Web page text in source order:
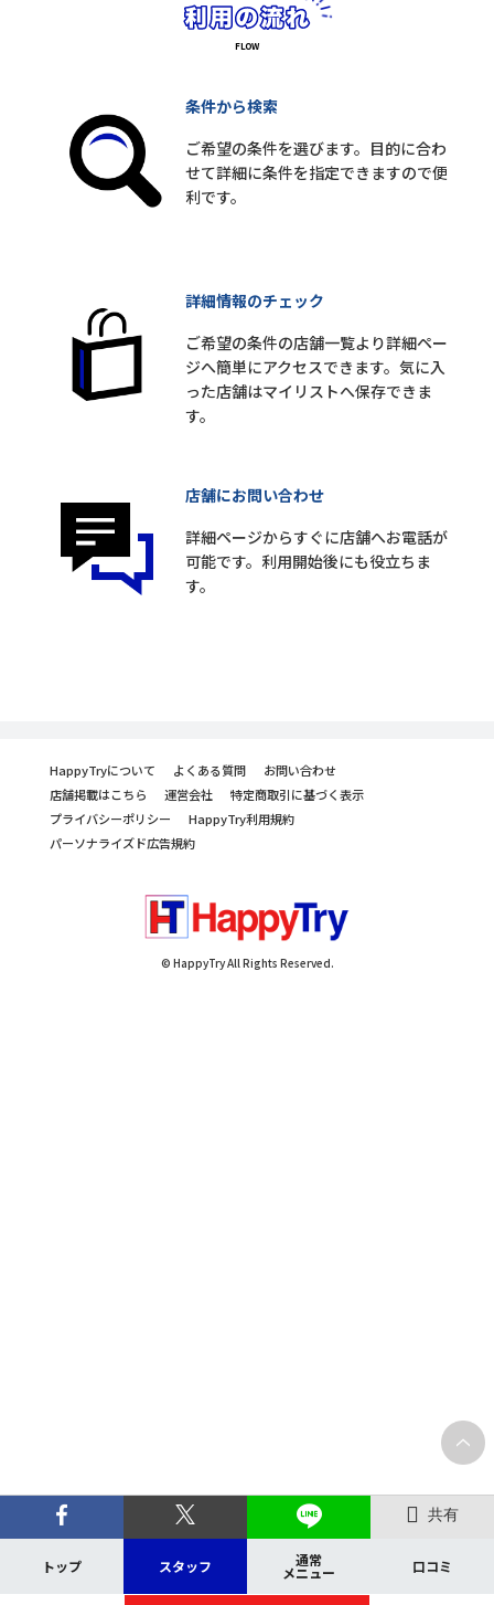
共有
トップ スタッフ 通常
メニュー 口コミ
条件から検索
ご希望の条件を選びます。目的に合わ
せて詳細に条件を指定できますので便
利です。
詳細情報のチェック
ご希望の条件の店舗一覧より詳細ペー
ジへ簡単にアクセスできます。気に入
った店舗はマイリストへ保存できま
す。
店舗にお問い合わせ
詳細ページからすぐに店舗へお電話が
可能です。利用開始後にも役立ちま
す。
HappyTryについて よくある質問
お問い合わせ
店舗掲載はこちら
運営会社
特定商取引に基づく表示
プライバシーポリシー
HappyTry利用規約
パーソナライズド広告規約
© HappyTry All Rights Reserved.